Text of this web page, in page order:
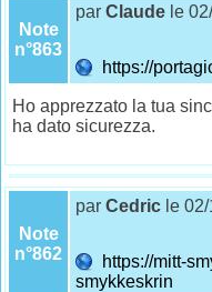
Note
n°863
parClaude le
https://
Ho apprezzato la tua
ha dato sicurezza.
Note
n°862
parCedric le
https://mitt-
smykkeskrin